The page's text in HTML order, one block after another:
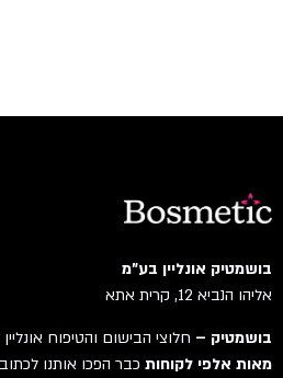
בושמטיק אונליין בע"מ
אליהו הנביא 12, קרית אתא
בושמטיק –חלוצי הבישום והטיפוח
מאות אלפי לקוחותכבר הפכו אותנו